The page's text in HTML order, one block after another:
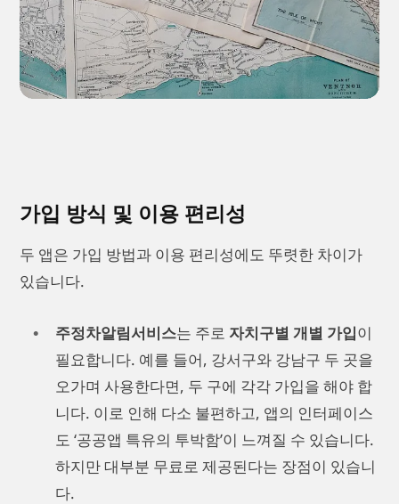
가입 방식 및 이용 편리성
두 앱은 가입 방법과 이용 편리성에도 뚜렷한 차이가
있습니다.
주정차알림서비스는 주로 자치구별 개별 가입이
필요합니다. 예를 들어, 강서구와 강남구 두 곳을
오가며 사용한다면, 두 구에 각각 가입을 해야 합
니다. 이로 인해 다소 불편하고, 앱의 인터페이스
도 ‘공공앱 특유의 투박함’이 느껴질 수 있습니다.
하지만 대부분 무료로 제공된다는 장점이 있습니
다.